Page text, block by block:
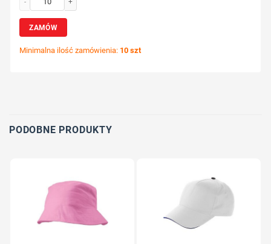
ZAMÓW
Minimalna ilość zamówienia: 10 szt
PODOBNE PRODUKTY